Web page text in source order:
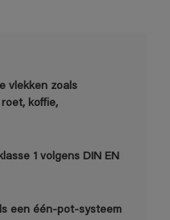
vlekken zoals
koffie,
1 volgens DIN EN
een één-pot-systeem